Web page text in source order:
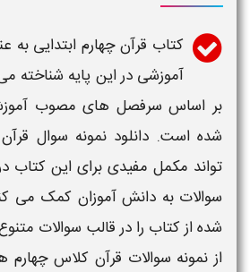
کتاب قرآن چهارم ابتداییبه
آموزشی در این پایه شناخته
بر اساس سرفصل های مصوب
شده است. دانلود نمونه سوال
تواند مکمل مفیدی برای این کتاب
سوالات به دانش آموزان کمک می
شده از کتاب را در قالب سوالات
ازنمونه سوالات قرآن کلاس چهارم